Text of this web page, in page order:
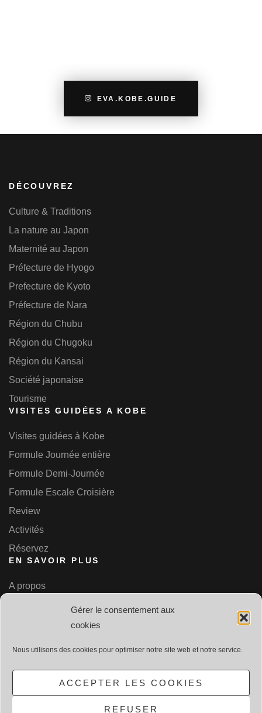
Gérer le consentement aux
cookies
Nous utilisons des cookies pour optimiser notre site web et notre service.
ACCEPTER LES COOKIES
REFUSER
EVA.KOBE.GUIDE
DÉCOUVREZ
Culture & Traditions
La nature au Japon
Maternité au Japon
Préfecture de Hyogo
Prefecture de Kyoto
Préfecture de Nara
Région du Chubu
Région du Chugoku
Région du Kansai
Société japonaise
Tourisme
VISITES GUIDÉES A KOBE
Visites guidées à Kobe
Formule Journée entière
Formule Demi-Journée
Formule Escale Croisière
Review
Activités
Réservez
EN SAVOIR PLUS
A propos
Politique de confidentialité